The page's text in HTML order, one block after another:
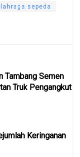
sepeda
Tambang Semen
Truk Pengangkut
Keringanan